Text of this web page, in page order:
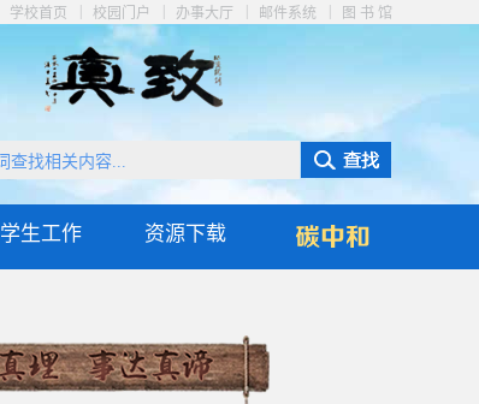
学校首页 校园门户 办事大厅 邮件系统 图 书 馆
学生工作 资源下载